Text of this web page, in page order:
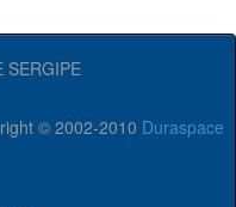
SERGIPE
© 2002-2010 Duraspace